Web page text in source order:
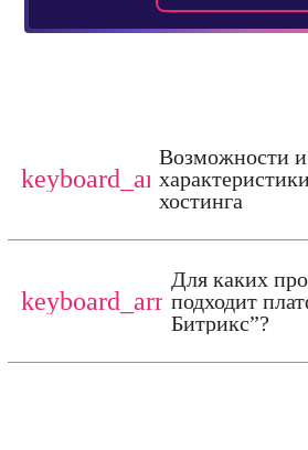
keyboard_arrow_down
Возможности
хостинга
keyboard_arrow_down
Для каких
подходит
Битрикс”?